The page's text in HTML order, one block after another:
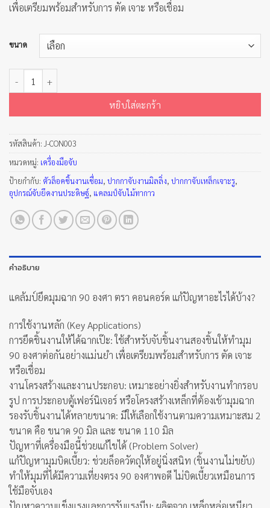
เพื่อเตรียมพร้อมสำหรับการ ตัด เจาะ หรือเชื่อม
ขนาด
หยิบใส่ตะกร้า
รหัสสินค้า: J-CON003
หมวดหมู่: เครื่องมือจับ
ป้ายกำกับ: ตัวล็อคชิ้นงานเชื่อม, ปากกาจับงานมิลลิ่ง, ปากกาจับเหล็กเจาะรู,
อุปกรณ์จับยึดงานประดิษฐ์, แคลมป์จับไม้ทากาว
คำอธิบาย
แคล้มป์ยึดมุมฉาก 90 องศา ตรา คอนคอร์ด แก้ปัญหาอะไรได้บ้าง?
การใช้งานหลัก (Key Applications)
การยึดชิ้นงานให้ได้ฉากเป๊ะ: ใช้สำหรับจับชิ้นงานสองชิ้นให้ทำมุม
90 องศาต่อกันอย่างแม่นยำ เพื่อเตรียมพร้อมสำหรับการ ตัด เจาะ
หรือเชื่อม
งานโครงสร้างและงานประกอบ: เหมาะอย่างยิ่งสำหรับงานทำกรอบ
รูป การประกอบตู้เฟอร์นิเจอร์ หรือโครงสร้างเหล็กที่ต้องเข้ามุมฉาก
รองรับชิ้นงานได้หลายขนาด: มีให้เลือกใช้งานตามความเหมาะสม 2
ขนาด คือ ขนาด 90 มิล และ ขนาด 110 มิล
ปัญหาที่เครื่องมือนี้ช่วยแก้ไขได้ (Problem Solver)
แก้ปัญหามุมบิดเบี้ยว: ช่วยล็อควัตถุให้อยู่นิ่งสนิท (ชิ้นงานไม่ขยับ)
ทำให้มุมที่ได้มีความเที่ยงตรง 90 องศาพอดี ไม่บิดเบี้ยวเหมือนการ
ใช้มือจับเอง